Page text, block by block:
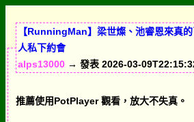
【RunningMan】梁世燦、池睿恩來真
人私下約會
alps13000→ 發表 2026-03-
推薦使用PotPlayer 觀看，放大不失真。